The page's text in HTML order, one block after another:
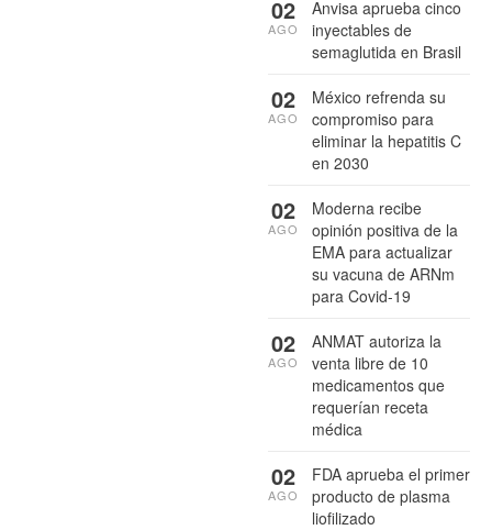
Anvisa aprueba cinco
inyectables de
semaglutida en Brasil
02
AGO
México refrenda su
compromiso para
eliminar la hepatitis C
en 2030
02
AGO
Moderna recibe
opinión positiva de la
EMA para actualizar
su vacuna de ARNm
para Covid-19
02
AGO
ANMAT autoriza la
venta libre de 10
medicamentos que
requerían receta
médica
02
AGO
FDA aprueba el primer
producto de plasma
liofilizado
02
AGO